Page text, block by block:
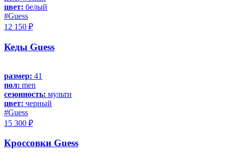
цвет: белый
#Guess
12 150 ₽
Кеды Guess
размер: 41
пол: men
сезонность: мульти
цвет: черный
#Guess
15 300 ₽
Кроссовки Guess